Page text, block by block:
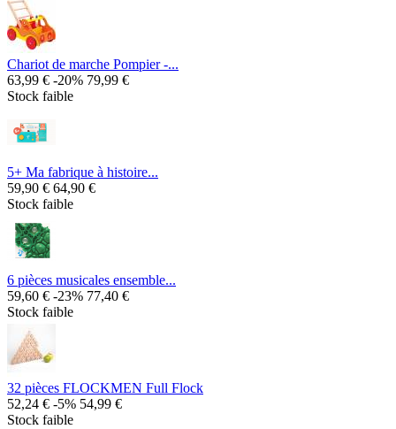
Chariot de marche Pompier -...
63,99 € -20% 79,99 €
Stock faible
5+ Ma fabrique à histoire...
59,90 € 64,90 €
Stock faible
6 pièces musicales ensemble...
59,60 € -23% 77,40 €
Stock faible
32 pièces FLOCKMEN Full Flock
52,24 € -5% 54,99 €
Stock faible